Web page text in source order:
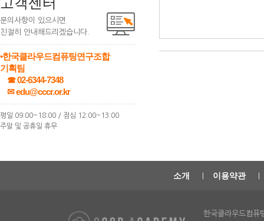
문의사항이 있으시면
친절히 안내해드리겠습니다.
•한국클라우드컴퓨팅연구조합
기획팀
☎ 02-6344-7348
✉ edu@cccr.or.kr
평일 09:00~18:00 / 점심 12:00~13:00
주말 및 공휴일 휴무
소개 이용약관
한국클라우드컴퓨